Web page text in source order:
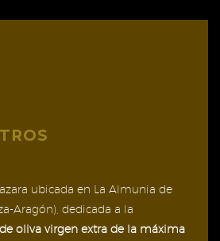
elegir
ubicada en La Almunia de
Aragón), dedicada a la
oliva virgen extra de la máxima